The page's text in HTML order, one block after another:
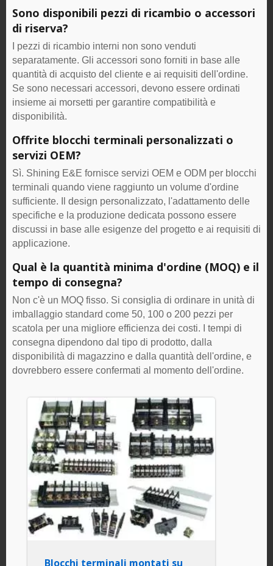
Sono disponibili pezzi di ricambio o accessori
di riserva?
I pezzi di ricambio interni non sono venduti
separatamente. Gli accessori sono forniti in base alle
quantità di acquisto del cliente e ai requisiti dell'ordine.
Se sono necessari accessori, devono essere ordinati
insieme ai morsetti per garantire compatibilità e
disponibilità.
Offrite blocchi terminali personalizzati o
servizi OEM?
Sì. Shining E&E fornisce servizi OEM e ODM per blocchi
terminali quando viene raggiunto un volume d'ordine
sufficiente. Il design personalizzato, l'adattamento delle
specifiche e la produzione dedicata possono essere
discussi in base alle esigenze del progetto e ai requisiti di
applicazione.
Qual è la quantità minima d'ordine (MOQ) e il
tempo di consegna?
Non c'è un MOQ fisso. Si consiglia di ordinare in unità di
imballaggio standard come 50, 100 o 200 pezzi per
scatola per una migliore efficienza dei costi. I tempi di
consegna dipendono dal tipo di prodotto, dalla
disponibilità di magazzino e dalla quantità dell'ordine, e
dovrebbero essere confermati al momento dell'ordine.
Blocchi terminali montati su